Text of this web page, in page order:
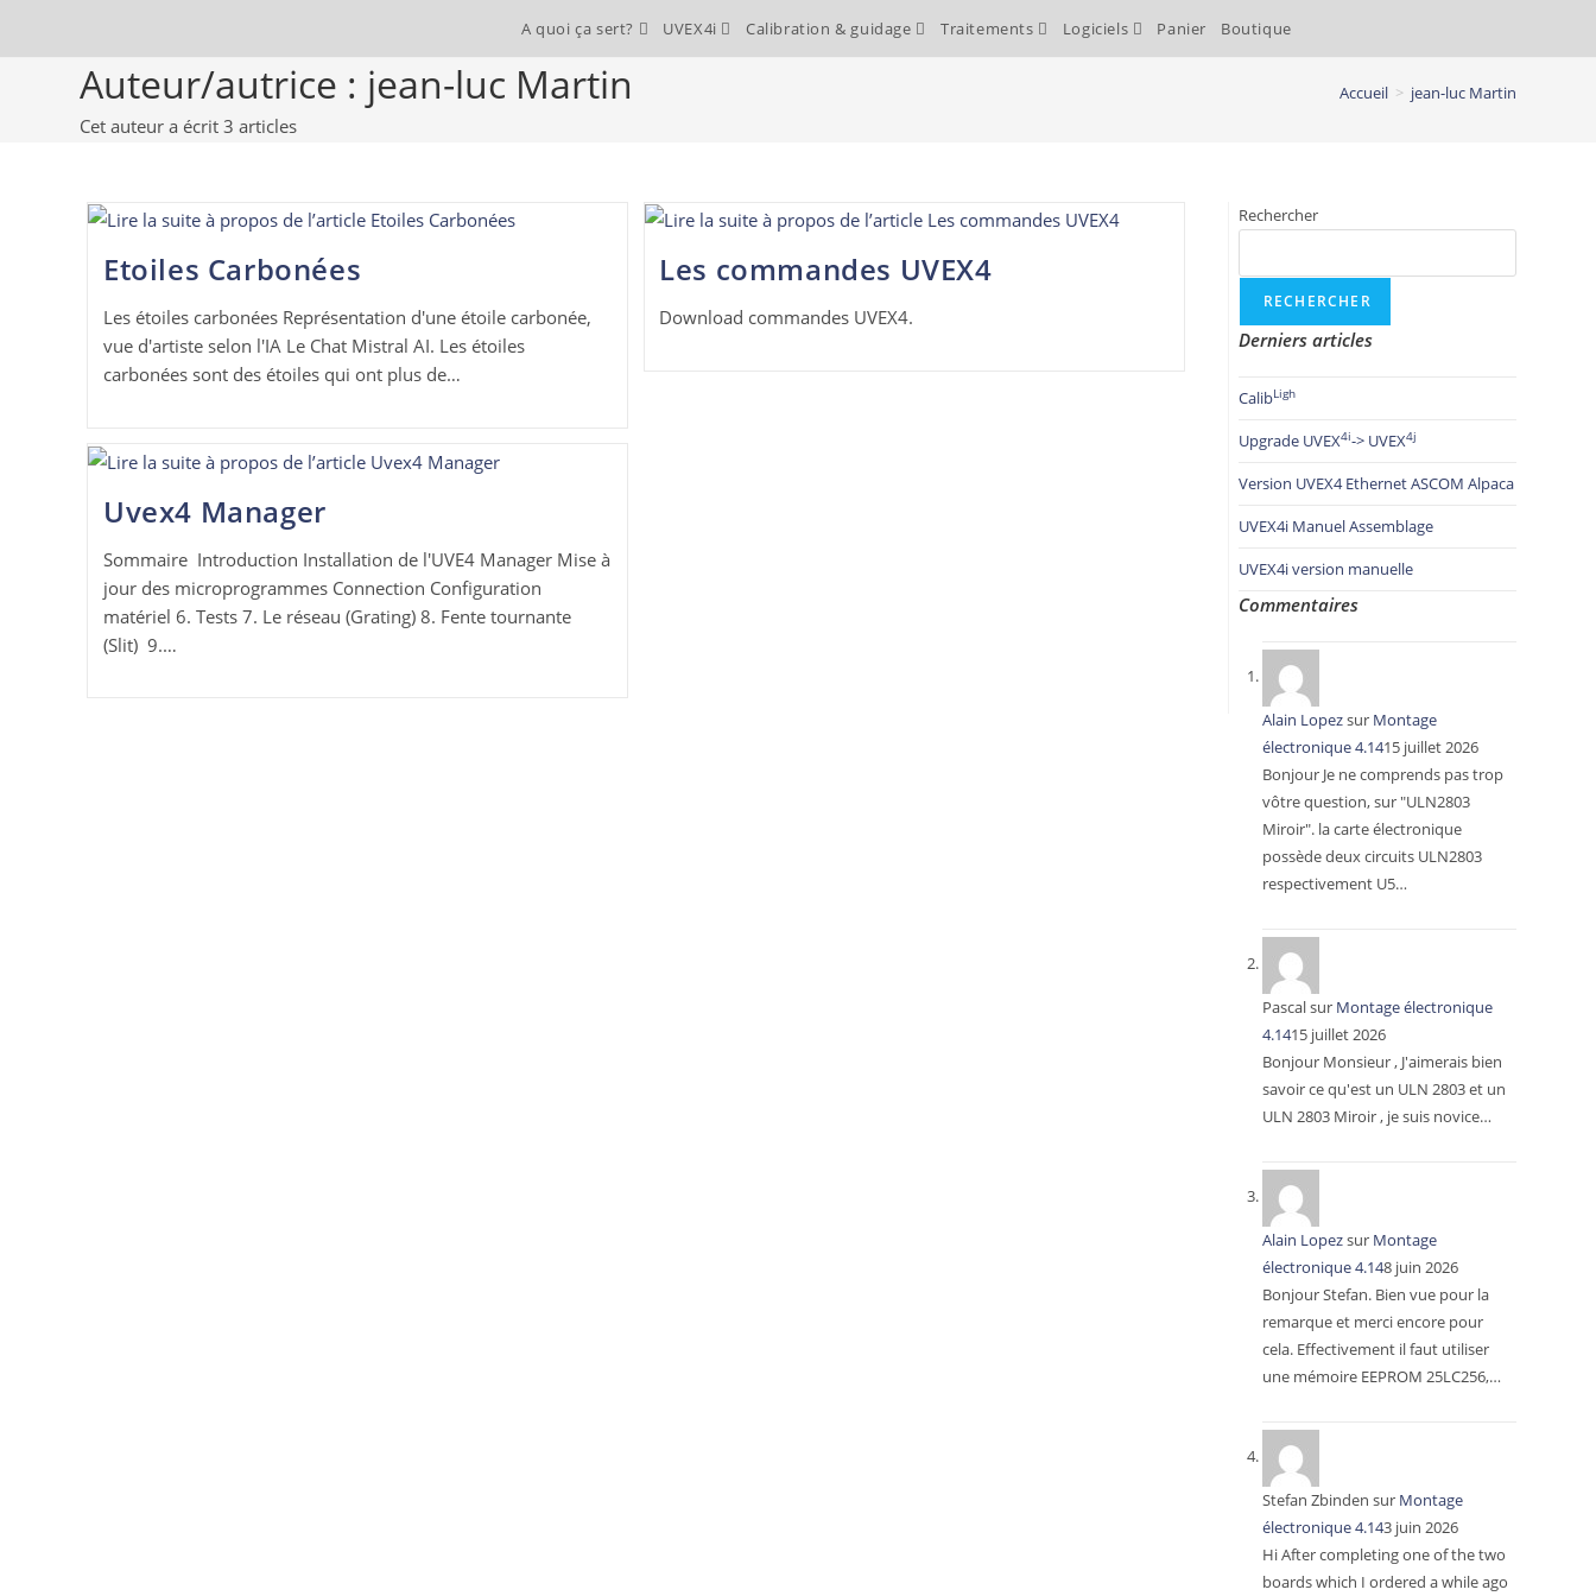
A quoi ça sert? UVEX4i Calibration & guidage Traitements Logiciels Panier Boutique
Auteur/autrice : jean-luc Martin
Cet auteur a écrit 3 articles
Accueil > jean-luc Martin
Etoiles Carbonées
Les étoiles carbonées Représentation d'une étoile carbonée,
vue d'artiste selon l'IA Le Chat Mistral AI. Les étoiles
carbonées sont des étoiles qui ont plus de…
Les commandes UVEX4
Download commandes UVEX4.
Uvex4 Manager
Sommaire Introduction Installation de l'UVE4 Manager Mise à
jour des microprogrammes Connection Configuration
matériel 6. Tests 7. Le réseau (Grating) 8. Fente tournante
(Slit) 9.…
Rechercher
RECHERCHER
Derniers articles
CalibLigh
Upgrade UVEX4i-> UVEX4j
Version UVEX4 Ethernet ASCOM Alpaca
UVEX4i Manuel Assemblage
UVEX4i version manuelle
Commentaires
Alain Lopezsur Montage
électronique 4.1415 juillet 2026
Bonjour Je ne comprends pas trop
vôtre question, sur "ULN2803
Miroir". la carte électronique
possède deux circuits ULN2803
respectivement U5…
Pascalsur Montage électronique
4.1415 juillet 2026
Bonjour Monsieur , J'aimerais bien
savoir ce qu'est un ULN 2803 et un
ULN 2803 Miroir , je suis novice…
Alain Lopezsur Montage
électronique 4.148 juin 2026
Bonjour Stefan. Bien vue pour la
remarque et merci encore pour
cela. Effectivement il faut utiliser
une mémoire EEPROM 25LC256,…
Stefan Zbinden sur Montage
électronique 4.143 juin 2026
Hi After completing one of the two
boards which I ordered a while ago